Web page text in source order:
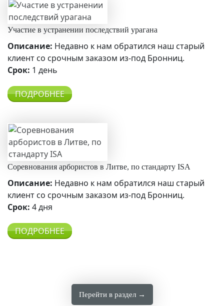
Участие в устранении последствий урагана
Описание: Недавно к нам обратился наш старый
клиент со срочным заказом из-под Бронниц.
Срок: 1 день
ПОДРОБНЕЕ
Соревнования арбористов в Литве, по стандарту ISA
Описание: Недавно к нам обратился наш старый
клиент со срочным заказом из-под Бронниц.
Срок: 4 дня
ПОДРОБНЕЕ
Перейти в раздел →